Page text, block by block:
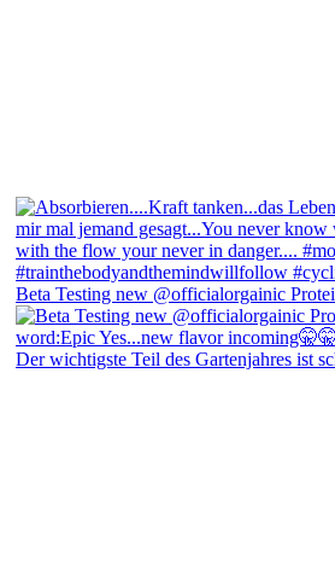
Beta Testing new @officialorgainic
Der wichtigste Teil des Gartenjahres ist